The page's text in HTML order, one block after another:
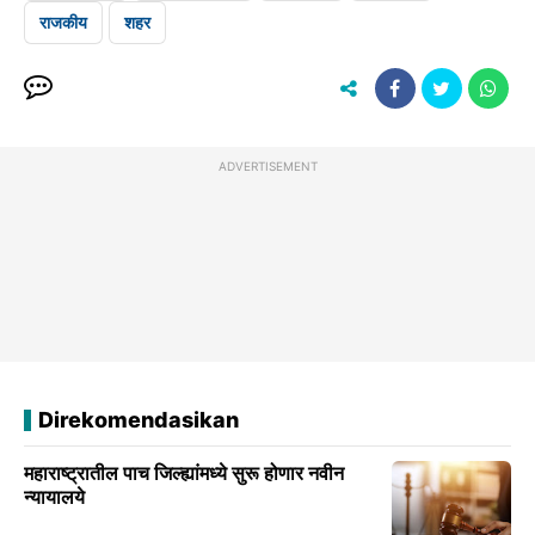
राजकीय शहर
ADVERTISEMENT
Direkomendasikan
महाराष्ट्रातील पाच जिल्ह्यांमध्ये सुरू होणार नवीन
न्यायालये